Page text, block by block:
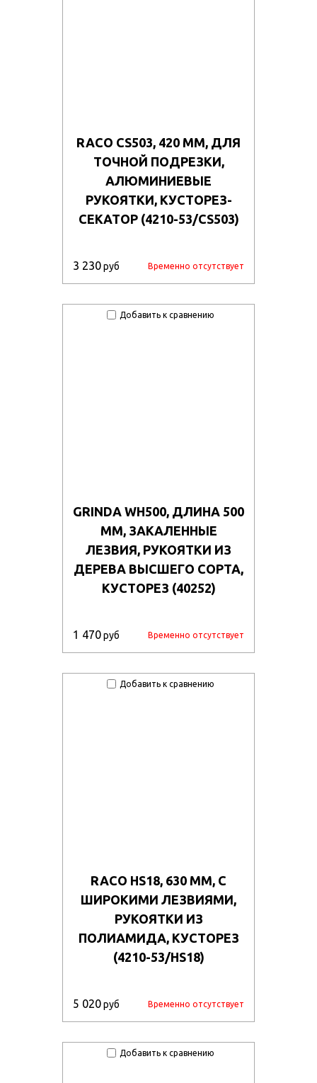
RACO CS503, 420 ММ, ДЛЯ
ТОЧНОЙ ПОДРЕЗКИ,
АЛЮМИНИЕВЫЕ
РУКОЯТКИ, КУСТОРЕЗ-
СЕКАТОР (4210-53/CS503)
3 230руб Временно отсутствует
Добавить к сравнению
GRINDA WH500, ДЛИНА 500
ММ, ЗАКАЛЕННЫЕ
ЛЕЗВИЯ, РУКОЯТКИ ИЗ
ДЕРЕВА ВЫСШЕГО СОРТА,
КУСТОРЕЗ (40252)
1 470руб Временно отсутствует
Добавить к сравнению
RACO HS18, 630 ММ, С
ШИРОКИМИ ЛЕЗВИЯМИ,
РУКОЯТКИ ИЗ
ПОЛИАМИДА, КУСТОРЕЗ
(4210-53/HS18)
5 020руб Временно отсутствует
Добавить к сравнению